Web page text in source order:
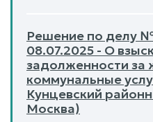
Решение по делу
08.07.2025 - О
задолженности
коммунальные
Кунцевский
Москва)